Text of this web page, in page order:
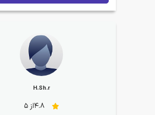
H.Sh.r
4.8از 5